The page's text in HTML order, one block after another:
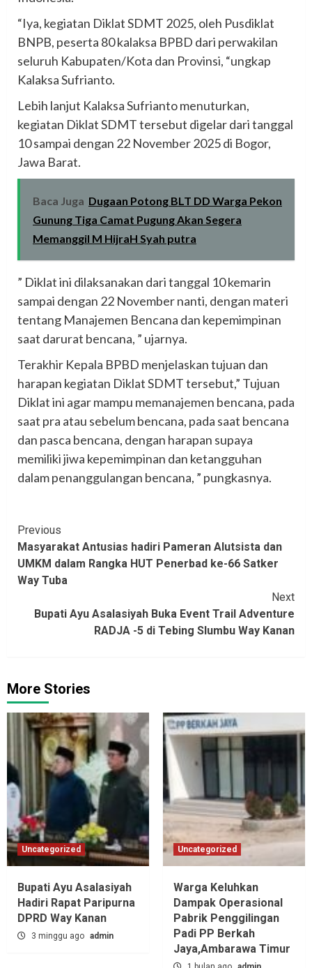
“Iya, kegiatan Diklat SDMT 2025, oleh Pusdiklat
BNPB, peserta 80 kalaksa BPBD dari perwakilan
seluruh Kabupaten/Kota dan Provinsi, “ungkap
Kalaksa Sufrianto.
Lebih lanjut Kalaksa Sufrianto menuturkan,
kegiatan Diklat SDMT tersebut digelar dari tanggal
10 sampai dengan 22 November 2025 di Bogor,
Jawa Barat.
Baca Juga Dugaan Potong BLT DD Warga Pekon
Gunung Tiga Camat Pugung Akan Segera
Memanggil M HijraH Syah putra
” Diklat ini dilaksanakan dari tanggal 10 kemarin
sampai dengan 22 November nanti, dengan materi
tentang Manajemen Bencana dan kepemimpinan
saat darurat bencana, ” ujarnya.
Terakhir Kepala BPBD menjelaskan tujuan dan
harapan kegiatan Diklat SDMT tersebut,” Tujuan
Diklat ini agar mampu memanajemen bencana, pada
saat pra atau sebelum bencana, pada saat bencana
dan pasca bencana, dengan harapan supaya
memiliki jiwa kepemimpinan dan ketangguhan
dalam penanggulangan bencana, ” pungkasnya.
Continue
Reading
Previous
Masyarakat Antusias hadiri Pameran Alutsista dan
UMKM dalam Rangka HUT Penerbad ke-66 Satker
Way Tuba
Next
Bupati Ayu Asalasiyah Buka Event Trail Adventure
RADJA -5 di Tebing Slumbu Way Kanan
More Stories
Uncategorized
Bupati Ayu Asalasiyah
Hadiri Rapat Paripurna
DPRD Way Kanan
3 minggu ago admin
Uncategorized
Warga Keluhkan
Dampak Operasional
Pabrik Penggilingan
Padi PP Berkah
Jaya,‎Ambarawa Timur